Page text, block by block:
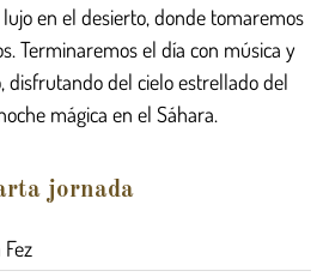
en el desierto, donde tomaremos
Terminaremos el día con música y
disfrutando del cielo estrellado del
mágica en el Sáhara.
jornada